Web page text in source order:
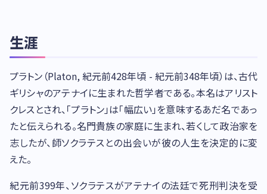
生涯
プラトン（Platon, 紀元前428年頃 - 紀元前348年頃）は、古代
ギリシャのアテナイに生まれた哲学者である。本名はアリスト
クレスとされ、「プラトン」は「幅広い」を意味するあだ名であっ
たと伝えられる。名門貴族の家庭に生まれ、若くして政治家を
志したが、師ソクラテスとの出会いが彼の人生を決定的に変
えた。
紀元前399年、ソクラテスがアテナイの法廷で死刑判決を受